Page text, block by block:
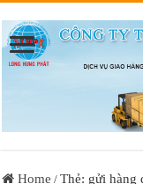
Home / Thẻ: gửi hàng